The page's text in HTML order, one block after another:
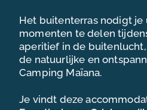
CONTACT &
Het buitenterras nodigt je
momenten te delen
aperitief in de
de natuurlijke en
Camping Maïana.
Je vindt deze